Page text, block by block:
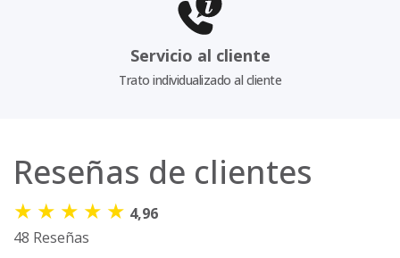
Servicio al cliente
Trato individualizado al cliente
Reseñas de clientes
★ ★ ★ ★ ★ 4,96
48 Reseñas